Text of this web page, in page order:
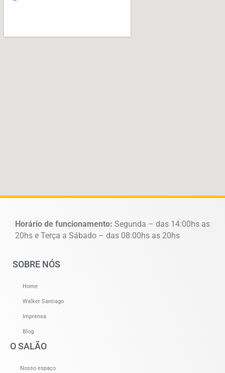
Horário de funcionamento: Segunda – das 14:00hs as
20hs e Terça a Sábado – das 08:00hs as 20hs
SOBRE NÓS
Home
Walker Santiago
Imprensa
Blog
O SALÃO
Nosso espaço